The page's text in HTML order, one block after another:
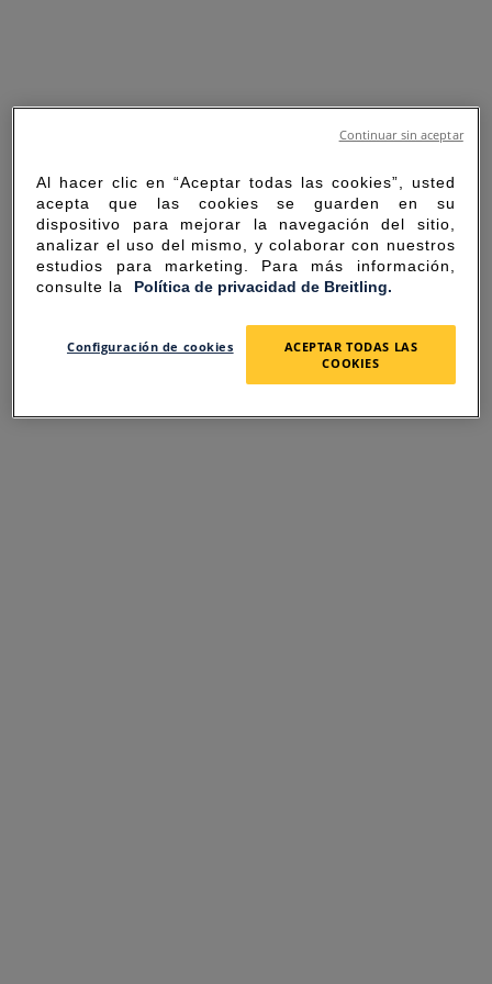
SORRY FOR THE
INCONVENIENCE
Al hacer clic en “Aceptar todas las cookies”, usted
acepta que las cookies se guarden en su
dispositivo para mejorar la navegación del sitio,
analizar el uso del mismo, y colaborar con nuestros
estudios para marketing. Para más información,
consulte la Política de privacidad de Breitling.
Configuración de cookies
ACEPTAR TODAS LAS
COOKIES
Continuar sin aceptar